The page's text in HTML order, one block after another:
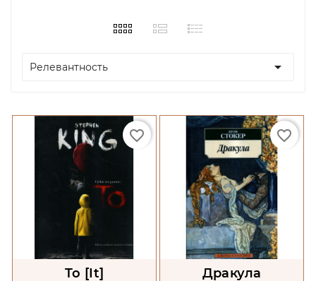
Релевантность 
To [It]
favorite_border
Дракула
favorite_border